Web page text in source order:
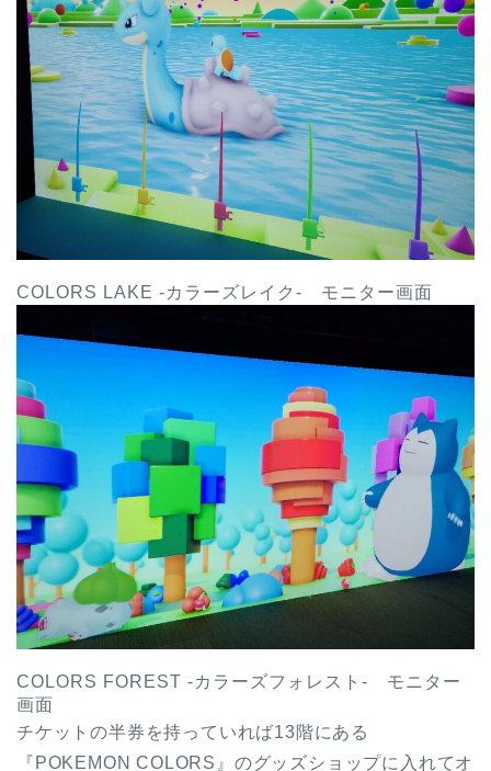
COLORS LAKE -カラーズレイク- モニター画面
COLORS FOREST -カラーズフォレスト- モニター
画面
チケットの半券を持っていれば13階にある
『POKEMON COLORS』のグッズショップに入れてオ